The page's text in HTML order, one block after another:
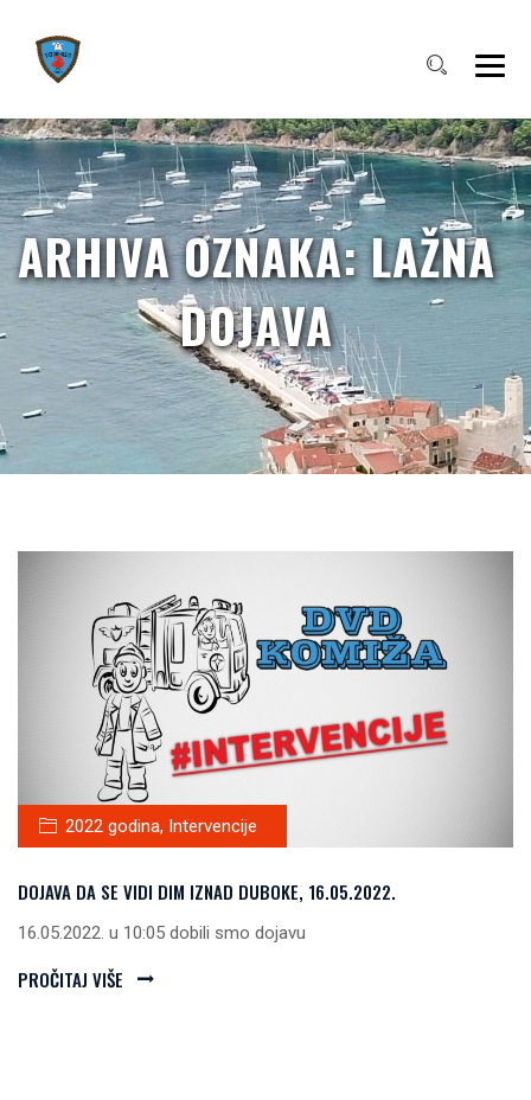
ARHIVA OZNAKA:LAŽNA
DOJAVA
2022 godina, Intervencije
DOJAVA DA SE VIDI DIM IZNAD DUBOKE, 16.05.2022.
16.05.2022. u 10:05 dobili smo dojavu
PROČITAJ VIŠE